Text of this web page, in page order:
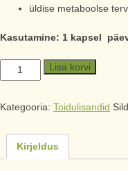
üldise metaboolse
Kasutamine: 1 kapsel
Lisa korvi
Kategooria: Toidulisandid
Kirjeldus